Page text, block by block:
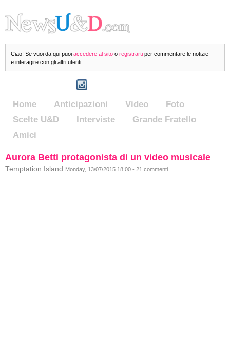
Ciao! Se vuoi da qui puoi accedere al sito o registrarti per commentare le notizie
e interagire con gli altri utenti.
Home Anticipazioni Video
Foto
Scelte U&D
Interviste
Grande Fratello
Amici
Aurora Betti protagonista di un video musicale
Temptation Island Monday, 13/07/2015 18:00 - 21 commenti